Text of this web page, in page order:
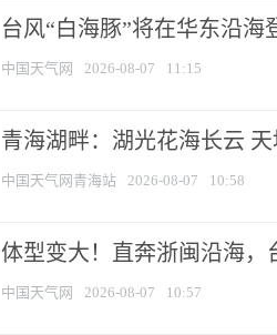
台风“白海豚”将在华东沿
中国天气网 2026-08-07 11:15
青海湖畔：湖光花海长云
中国天气网青海站 2026-08-07 10:58
体型变大！直奔浙闽沿海，
中国天气网 2026-08-07 10:57